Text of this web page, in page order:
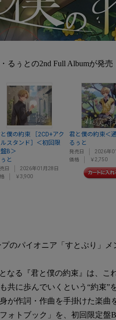
るぅとの2nd Full Albumが発売
僕の約束 ［2CD+アク
ルスタンド］＜初回限
B＞
と
日
2026年01月28日
￥3,900
君と僕の約束＜
るぅと
発売日
2026年
価格
￥2,750
のパイオニア「すとぷり」メ
なる『君と僕の約束』は、こ
共に歩んでいくという“約束”
が作詞・作曲を手掛けた楽曲
ォトブック」を、初回限定盤